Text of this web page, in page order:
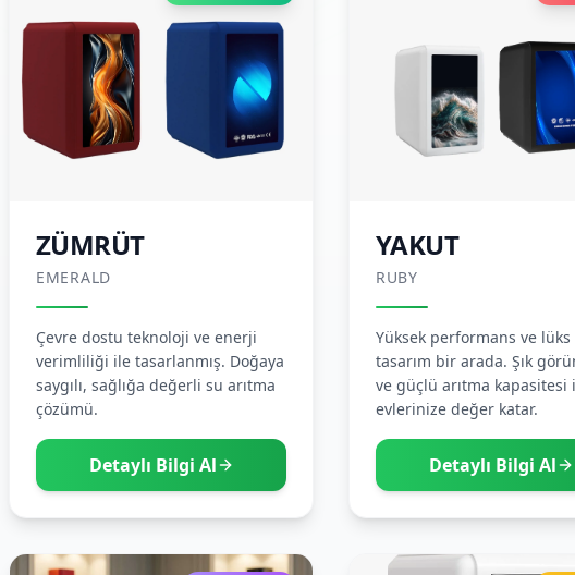
ZÜMRÜT
EMERALD
Çevre dostu teknoloji ve enerji
verimliliği ile tasarlanmış. Doğaya
saygılı, sağlığa değerli su arıtma
çözümü.
Detaylı Bilgi Al
YAKUT
RUBY
Yüksek performans ve lüks
tasarım bir arada. Şık
ve güçlü arıtma kapasitesi
evlerinize değer katar.
Detaylı Bilgi Al